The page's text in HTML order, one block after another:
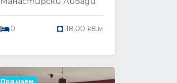
0 18.00 кв.м
Под наем